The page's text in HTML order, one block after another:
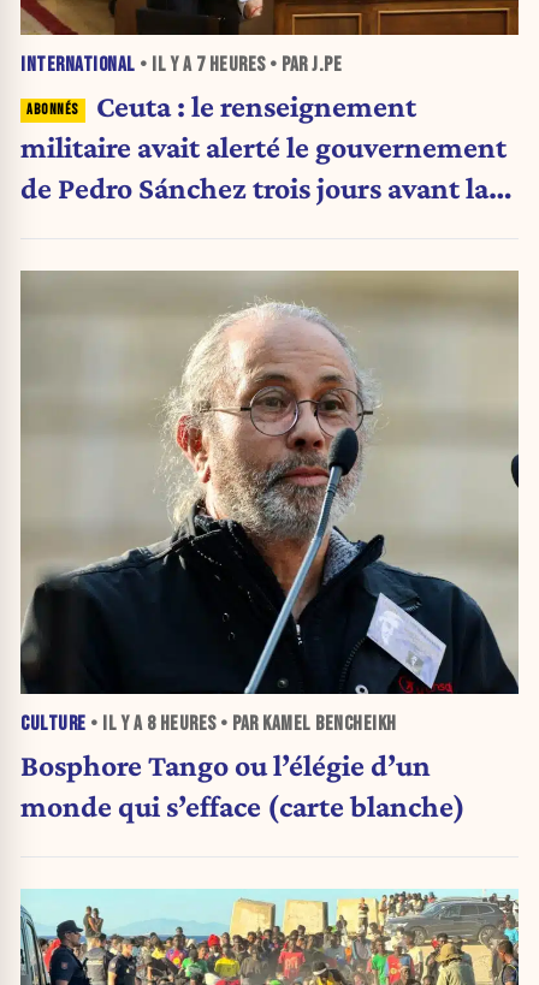
INTERNATIONAL • IL Y A 7 HEURES• PAR J.PE
Ceuta : le renseignement
militaire avait alerté le gouvernement
de Pedro Sánchez trois jours avant la
CULTURE • IL Y A 8 HEURES• PAR KAMEL BENCHEIKH
Bosphore Tango ou l’élégie d’un
monde qui s’efface (carte blanche)